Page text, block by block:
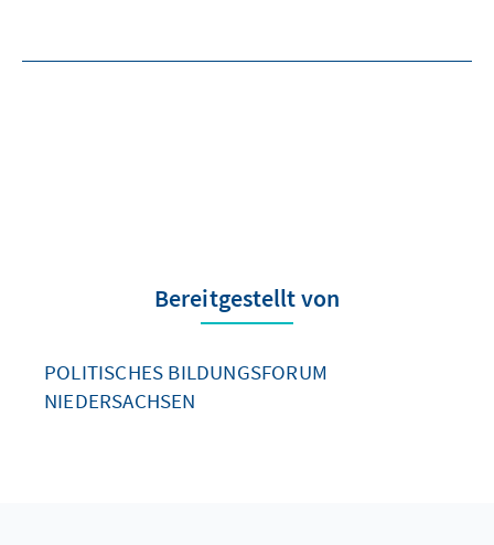
Bereitgestellt von
POLITISCHES BILDUNGSFORUM
NIEDERSACHSEN